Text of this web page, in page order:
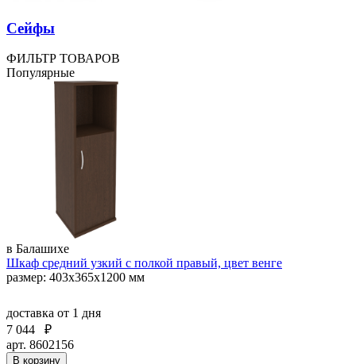
Сейфы
ФИЛЬТР ТОВАРОВ
Популярные
в Балашихе
Шкаф средний узкий с полкой правый, цвет венге
размер: 403х365х1200 мм
доставка от 1 дня
7 044
₽
арт. 8602156
В корзину